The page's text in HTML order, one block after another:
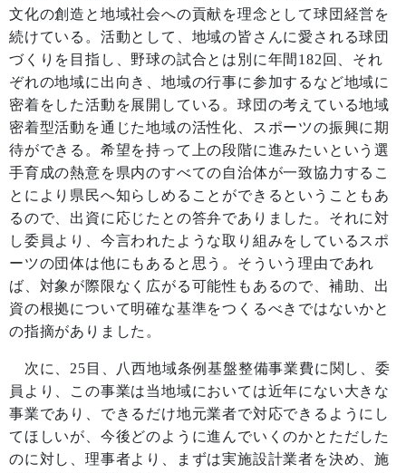
文化の創造と地域社会への貢献を理念として球団経営を
続けている。活動として、地域の皆さんに愛される球団
づくりを目指し、野球の試合とは別に年間 182 回、それ
ぞれの地域に出向き、地域の行事に参加するなど地域に
密着をした活動を展開している。球団の考えている地域
密着型活動を通じた地域の活性化、スポーツの振興に期
待ができる。希望を持って上の段階に進みたいという選
手育成の熱意を県内のすべての自治体が一致協力するこ
とにより県民へ知らしめることができるということもあ
るので、出資に応じたとの答弁でありました。それに対
し委員より、今言われたような取り組みをしているスポ
ーツの団体は他にもあると思う。そういう理由であれ
ば、対象が際限なく広がる可能性もあるので、補助、出
資の根拠について明確な基準をつくるべきではないかと
の指摘がありました。
次に、 25 目、八西地域条例基盤整備事業費に関し、委
員より、この事業は当地域においては近年にない大きな
事業であり、できるだけ地元業者で対応できるようにし
てほしいが、今後どのように進んでいくのかとただした
のに対し、理事者より、まずは実施設計業者を決め、施